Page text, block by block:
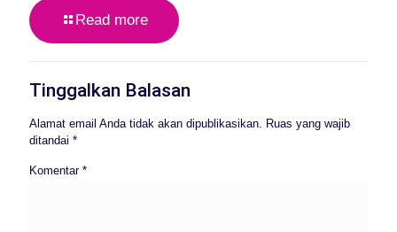
Read more
Tinggalkan Balasan
Alamat email Anda tidak akan dipublikasikan. Ruas yang wajib
ditandai *
Komentar *